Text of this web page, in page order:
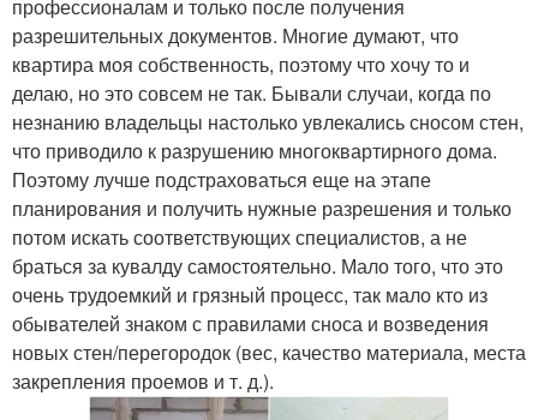
профессионалам и только после получения
разрешительных документов. Многие думают, что
квартира моя собственность, поэтому что хочу то и
делаю, но это совсем не так. Бывали случаи, когда по
незнанию владельцы настолько увлекались сносом стен,
что приводило к разрушению многоквартирного дома.
Поэтому лучше подстраховаться еще на этапе
планирования и получить нужные разрешения и только
потом искать соответствующих специалистов, а не
браться за кувалду самостоятельно. Мало того, что это
очень трудоемкий и грязный процесс, так мало кто из
обывателей знаком с правилами сноса и возведения
новых стен/перегородок (вес, качество материала, места
закрепления проемов и т. д.).